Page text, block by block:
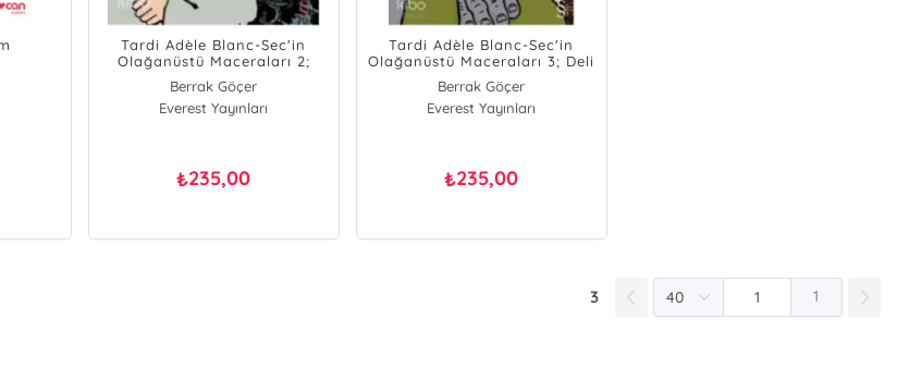
Tardi Adèle Blanc-Sec'in
Olağanüstü Maceraları 2;
Eiffel Kulesi'nin Cini
Berrak Göçer
Everest Yayınları
₺235,00
Tardi Adèle Blanc-Sec'in
Olağanüstü Maceraları 3; Deli
Bilgin
Berrak Göçer
Everest Yayınları
₺235,00
3 1